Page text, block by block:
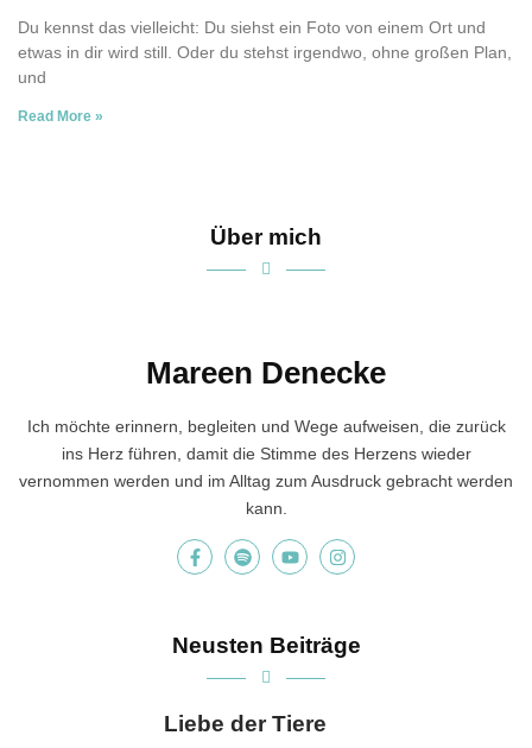
Du kennst das vielleicht: Du siehst ein Foto von einem Ort und
etwas in dir wird still. Oder du stehst irgendwo, ohne großen Plan,
und
Read More »
Über mich
Mareen Denecke
Ich möchte erinnern, begleiten und Wege aufweisen, die zurück
ins Herz führen, damit die Stimme des Herzens wieder
vernommen werden und im Alltag zum Ausdruck gebracht werden
kann.
Neusten Beiträge
Liebe der Tiere